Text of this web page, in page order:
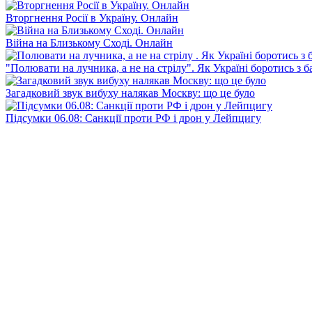
Вторгнення Росії в Україну. Онлайн
Війна на Близькому Сході. Онлайн
"Полювати на лучника, а не на стрілу". Як Україні боротись з
Загадковий звук вибуху налякав Москву: що це було
Підсумки 06.08: Санкції проти РФ і дрон у Лейпцигу